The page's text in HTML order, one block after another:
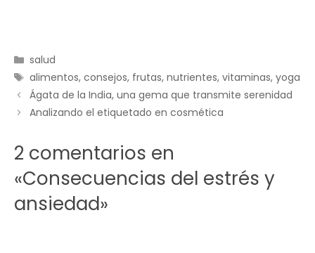
Categorías
salud
Etiquetas
alimentos,consejos, frutas,nutrientes,vitaminas,yoga
Ágata de la India, una gema que transmite serenidad
Analizando el etiquetado en cosmética
2 comentarios en
«Consecuencias del estrés y
ansiedad»